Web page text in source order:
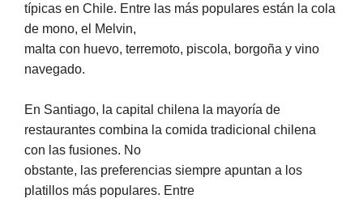
típicas en Chile. Entre las más populares están la cola
de mono, el Melvin,
malta con huevo, terremoto, piscola, borgoña y vino
navegado.
En Santiago, la capital chilena la mayoría de
restaurantes combina la comida tradicional chilena
con las fusiones. No
obstante, las preferencias siempre apuntan a los
platillos más populares. Entre